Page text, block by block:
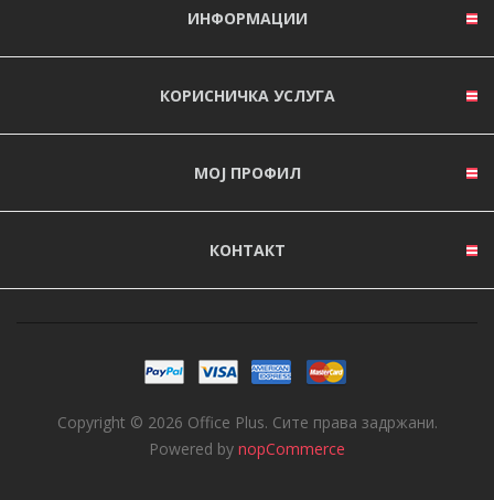
ИНФОРМАЦИИ
КОРИСНИЧКА УСЛУГА
МОЈ ПРОФИЛ
КОНТАКТ
Copyright © 2026 Office Plus. Сите права задржани.
Powered by nopCommerce